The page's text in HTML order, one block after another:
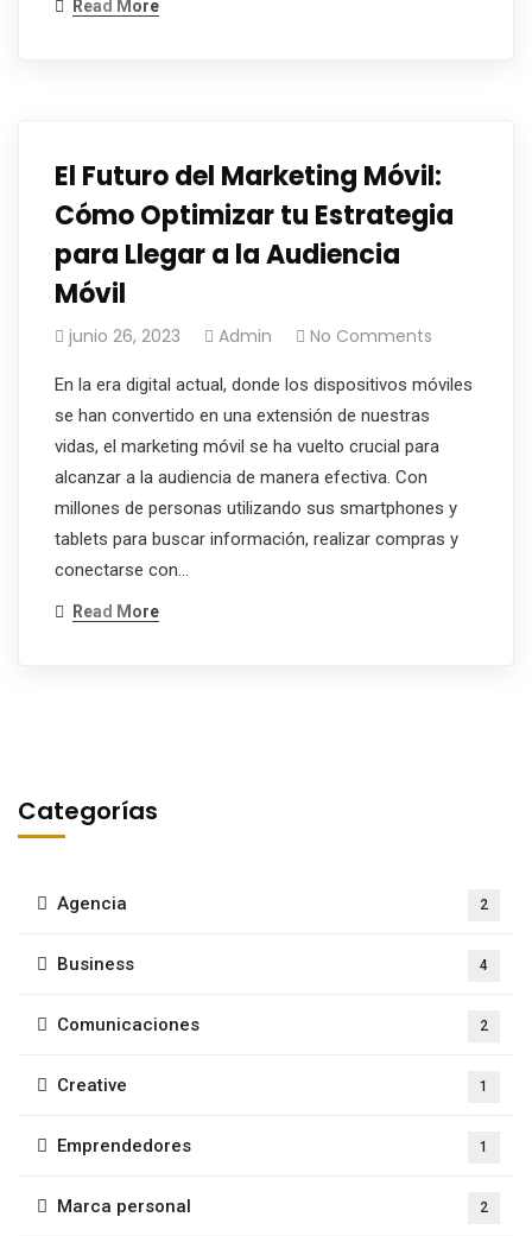
Read More
El Futuro del Marketing Móvil:
Cómo Optimizar tu Estrategia
para Llegar a la Audiencia
Móvil
junio 26, 2023 Admin No Comments
En la era digital actual, donde los dispositivos móviles
se han convertido en una extensión de nuestras
vidas, el marketing móvil se ha vuelto crucial para
alcanzar a la audiencia de manera efectiva. Con
millones de personas utilizando sus smartphones y
tablets para buscar información, realizar compras y
conectarse con…
Read More
Categorías
Agencia 2
Business 4
Comunicaciones 2
Creative 1
Emprendedores 1
Marca personal 2